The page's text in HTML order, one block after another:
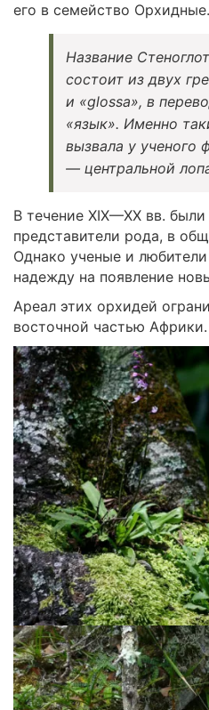
его в семейство Орхидные.
Название
состоит из двух
и «glossa», в
«язык». Именно
вызвала у ученого
— центральной
В течение XIX—XX вв.
представители рода, в
Однако ученые и
надежду на появление
Ареал этих орхидей
восточной частью Африки.